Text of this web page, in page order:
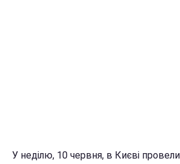
У неділю, 10 червня, в Києві